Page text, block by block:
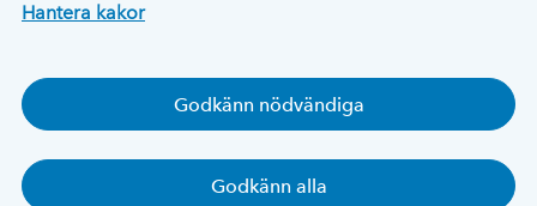
Hantera kakor
Godkänn nödvändiga
Godkänn alla